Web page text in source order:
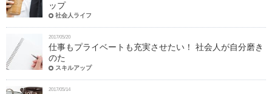
ップ
社会人ライフ
2017/05/20
仕事もプライベートも充実させたい！ 社会人が自分磨き
のた
スキルアップ
2017/05/14